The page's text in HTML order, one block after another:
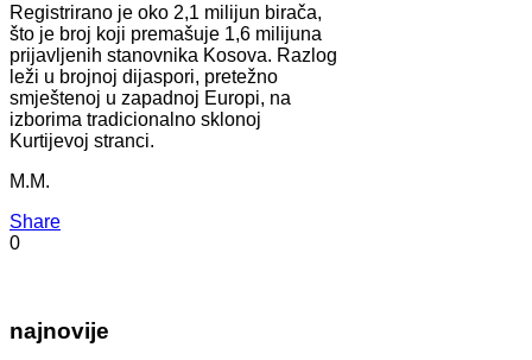
Registrirano je oko 2,1 milijun birača,
što je broj koji premašuje 1,6 milijuna
prijavljenih stanovnika Kosova. Razlog
leži u brojnoj dijaspori, pretežno
smještenoj u zapadnoj Europi, na
izborima tradicionalno sklonoj
Kurtijevoj stranci.
M.M.
Share
0
najnovije